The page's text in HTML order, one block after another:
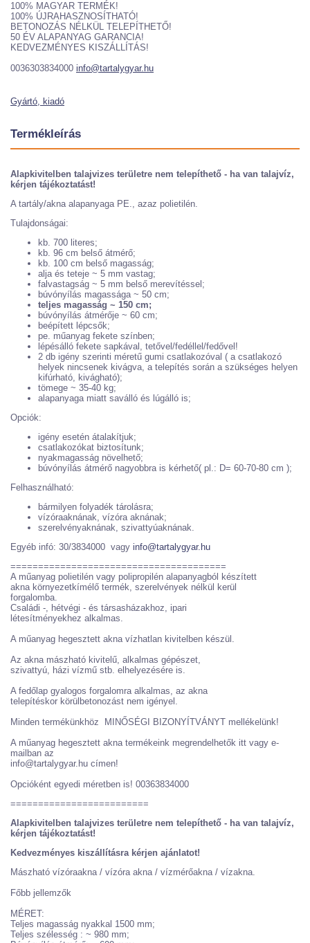
100% MAGYAR TERMÉK!
100% ÚJRAHASZNOSÍTHATÓ!
BETONOZÁS NÉLKÜL TELEPÍTHETŐ!
50 ÉV ALAPANYAG GARANCIA!
KEDVEZMÉNYES KISZÁLLÍTÁS!
0036303834000 info@tartalygyar.hu
Gyártó, kiadó
Termékleírás
Alapkivitelben talajvizes területre nem telepíthető - ha van talajvíz,
kérjen tájékoztatást!
A tartály/akna alapanyaga PE., azaz polietilén.
Tulajdonságai:
kb. 700 literes;
kb. 96 cm belső átmérő;
kb. 100 cm belső magasság;
alja és teteje ~ 5 mm vastag;
falvastagság ~ 5 mm belső merevítéssel;
búvónyílás magassága ~ 50 cm;
teljes magasság ~ 150 cm;
búvónyílás átmérője ~ 60 cm;
beépített lépcsők;
pe. műanyag fekete színben;
lépésálló fekete sapkával, tetővel/fedéllel/fedővel!
2 db igény szerinti méretű gumi csatlakozóval ( a csatlakozó
helyek nincsenek kivágva, a telepítés során a szükséges helyen
kifúrható, kivágható);
tömege ~ 35-40 kg;
alapanyaga miatt saválló és lúgálló is;
Opciók:
igény esetén átalakítjuk;
csatlakozókat biztosítunk;
nyakmagasság növelhető;
búvónyílás átmérő nagyobbra is kérhető( pl.: D= 60-70-80 cm );
Felhasználható:
bármilyen folyadék tárolásra;
vízóraaknának, vízóra aknának;
szerelvényaknának, szivattyúaknának.
Egyéb infó: 30/3834000 vagy info@tartalygyar.hu
=======================================
A műanyag polietilén vagy polipropilén alapanyagból készített
akna környezetkímélő termék, szerelvények nélkül kerül
forgalomba.
Családi -, hétvégi - és társasházakhoz, ipari
létesítményekhez alkalmas.
A műanyag hegesztett akna vízhatlan kivitelben készül.
Az akna mászható kivitelű, alkalmas gépészet,
szivattyú, házi vízmű stb. elhelyezésére is.
A fedőlap gyalogos forgalomra alkalmas, az akna
telepítéskor körülbetonozást nem igényel.
Minden termékünkhöz MINŐSÉGI BIZONYÍTVÁNYT mellékelünk!
A műanyag hegesztett akna termékeink megrendelhetők itt vagy e-
mailban az
info@tartalygyar.hu címen!
Opcióként egyedi méretben is! 00363834000
=========================
Alapkivitelben talajvizes területre nem telepíthető - ha van talajvíz,
kérjen tájékoztatást!
Kedvezményes kiszállításra kérjen ajánlatot!
Mászható vízóraakna / vízóra akna / vízmérőakna / vízakna.
Főbb jellemzők
MÉRET:
Teljes magasság nyakkal 1500 mm;
Teljes szélesség : ~ 980 mm;